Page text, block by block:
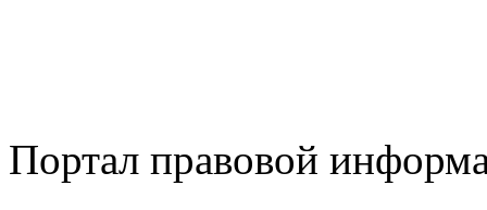
Портал правовой